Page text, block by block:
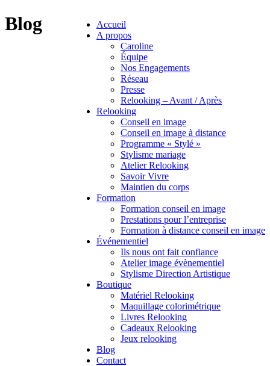
Accueil
A propos
Caroline
Équipe
Nos Engagements
Réseau
Presse
Relooking – Avant / Après
Relooking
Conseil en image
Conseil en image à distance
Programme « Stylé »
Stylisme mariage
Atelier Relooking
Savoir Vivre
Maintien du corps
Formation
Formation conseil en image
Prestations pour l’entreprise
Formation à distance conseil en image
Événementiel
Ils nous ont fait confiance
Atelier image évènementiel
Stylisme Direction Artistique
Boutique
Matériel Relooking
Maquillage colorimétrique
Livres Relooking
Cadeaux Relooking
Jeux relooking
Blog
Contact
Blog